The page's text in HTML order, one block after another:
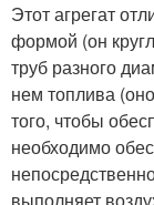
Этот агрегат
формой (он
труб разного
нем топлива
того, чтобы
необходимо